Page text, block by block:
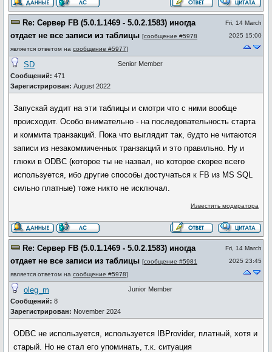
Re: Сервер FB (5.0.1.1469 - 5.0.2.1583) иногда
отдает не все записи из таблицы [сообщение #5978
является ответом на сообщение #5977]
Fri, 14 March
2025 15:00
SD
Сообщений: 471
Зарегистрирован: August 2022
Senior Member
Запускай аудит на эти таблицы и смотри что с ними вообще
происходит. Особо внимательно - на последовательность старта
и коммита транзакций. Пока что выглядит так, будто не читаются
записи из незакоммиченных транзакций и это правильно. Ну и
глюки в ODBC (которое ты не назвал, но которое скорее всего
используется, ибо другие способы достучаться к FB из MS SQL
сильно платные) тоже никто не исключал.
Известить модератора
Re: Сервер FB (5.0.1.1469 - 5.0.2.1583) иногда
отдает не все записи из таблицы [сообщение #5981
является ответом на сообщение #5978]
Fri, 14 March
2025 23:45
oleg_m
Сообщений: 8
Зарегистрирован: November 2024
Junior Member
ODBC не используется, используется IBProvider, платный, хотя и
старый. Но не стал его упоминать, т.к. ситуация